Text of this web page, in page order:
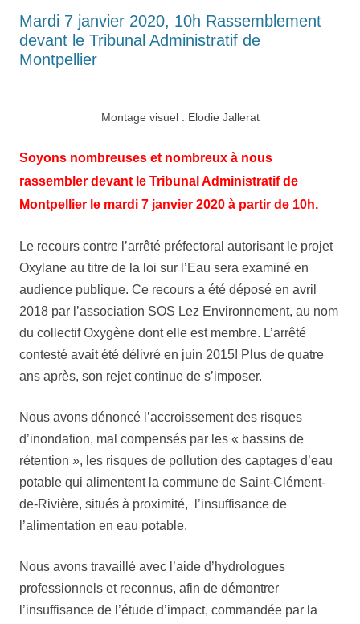
Mardi 7 janvier 2020, 10h Rassemblement
devant le Tribunal Administratif de
Montpellier
Montage visuel : Elodie Jallerat
Soyons nombreuses et nombreux à nous
rassembler devant le Tribunal Administratif de
Montpellier le mardi 7 janvier 2020 à partir de 10h.
Le recours contre l’arrêté préfectoral autorisant le projet
Oxylane au titre de la loi sur l’Eau sera examiné en
audience publique. Ce recours a été déposé en avril
2018 par l’association SOS Lez Environnement, au nom
du collectif Oxygène dont elle est membre. L’arrêté
contesté avait été délivré en juin 2015! Plus de quatre
ans après, son rejet continue de s’imposer.
Nous avons dénoncé l’accroissement des risques
d’inondation, mal compensés par les « bassins de
rétention », les risques de pollution des captages d’eau
potable qui alimentent la commune de Saint-Clément-
de-Rivière, situés à proximité, l’insuffisance de
l’alimentation en eau potable.
Nous avons travaillé avec l’aide d’hydrologues
professionnels et reconnus, afin de démontrer
l’insuffisance de l’étude d’impact, commandée par la